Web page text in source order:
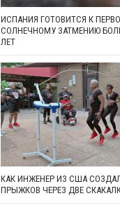
ИСПАНИЯ ГОТОВИТСЯ К
СОЛНЕЧНОМУ ЗАТМЕНИЮ
ЛЕТ
КАК ИНЖЕНЕР ИЗ США
ПРЫЖКОВ ЧЕРЕЗ ДВЕ